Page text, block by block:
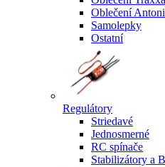
Oblečení
Samolepky
Ostatní
Regulátory
Striedavé
Jednosmerné
RC spínače
Stabilizátory a